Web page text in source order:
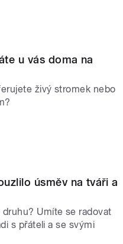
u vás doma na
živý stromek nebo
úsměv na tváři a
Umíte se radovat
s přáteli a se svými